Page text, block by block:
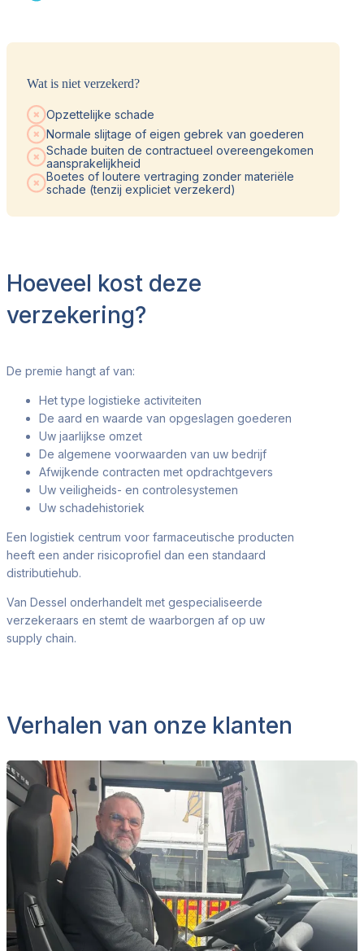
Wat is niet verzekerd?
Opzettelijke schade
Normale slijtage of eigen gebrek van goederen
Schade buiten de contractueel overeengekomen
aansprakelijkheid
Boetes of loutere vertraging zonder materiële
schade (tenzij expliciet verzekerd)
Hoeveel kost deze
verzekering?
De premie hangt af van:
Het type logistieke activiteiten
De aard en waarde van opgeslagen goederen
Uw jaarlijkse omzet
De algemene voorwaarden van uw bedrijf
Afwijkende contracten met opdrachtgevers
Uw veiligheids- en controlesystemen
Uw schadehistoriek
Een logistiek centrum voor farmaceutische producten
heeft een ander risicoprofiel dan een standaard
distributiehub.
Van Dessel onderhandelt met gespecialiseerde
verzekeraars en stemt de waarborgen af op uw
supply chain.
Verhalen van onze klanten